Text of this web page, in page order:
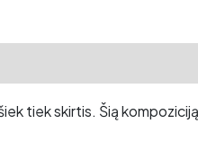
tiek skirtis. Šią